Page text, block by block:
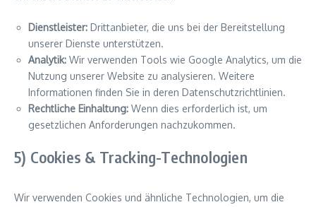
Dienstleister: Drittanbieter, die uns bei der Bereitstellung
unserer Dienste unterstützen.
Analytik: Wir verwenden Tools wie Google Analytics, um die
Nutzung unserer Website zu analysieren. Weitere
Informationen finden Sie in deren Datenschutzrichtlinien.
Rechtliche Einhaltung: Wenn dies erforderlich ist, um
gesetzlichen Anforderungen nachzukommen.
5) Cookies & Tracking-Technologien
Wir verwenden Cookies und ähnliche Technologien, um die